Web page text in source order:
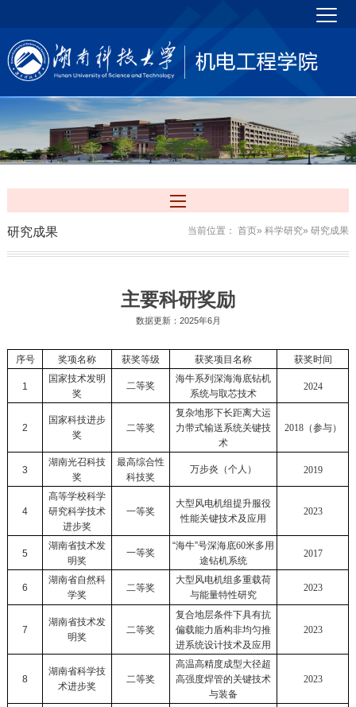
当前位置：首页»科学研究» 研究成果
研究成果
主要科研奖励
数据更新：2025年6月
序号 奖项名称 获奖等级 获奖项目名称 获奖时间
1
国家技术发明
奖
二等奖
海牛系列深海海底钻机
系统与取芯技术
2024
2
国家科技进步
奖
二等奖
复杂地形下长距离大运
力带式输送系统关键技
术
2018（参与）
3
湖南光召科技
奖
最高综合性
科技奖
万步炎（个人） 2019
4
高等学校科学
研究科学技术
进步奖
一等奖
大型风电机组提升服役
性能关键技术及应用
2023
5
湖南省技术发
明奖
一等奖
“海牛”号深海底60米多用
途钻机系统
2017
6
湖南省自然科
学奖
二等奖
大型风电机组多重载荷
与能量特性研究
2023
7
湖南省技术发
明奖
二等奖
复合地层条件下具有抗
偏载能力盾构非均匀推
进系统设计技术及应用
2023
8
湖南省科学技
术进步奖
二等奖
高温高精度成型大径超
高强度焊管的关键技术
与装备
2023